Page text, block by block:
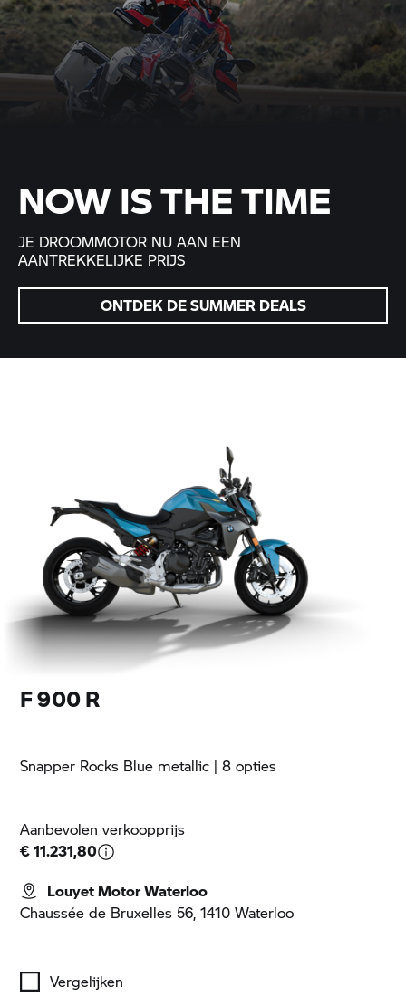
NOW IS THE TIME
JE DROOMMOTOR NU AAN EEN
AANTREKKELIJKE PRIJS
ONTDEK DE SUMMER DEALS
F 900 R
Snapper Rocks Blue metallic | 8 opties
Aanbevolen verkoopprijs
€ 11.231,80
Louyet Motor Waterloo
Chaussée de Bruxelles 56, 1410 Waterloo
Vergelijken